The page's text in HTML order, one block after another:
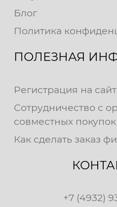
Блог
Политика
ПОЛЕЗНАЯ
Регистрация на
Сотрудничество с
совместных покупок
Как сделать заказ
+7 (4932)